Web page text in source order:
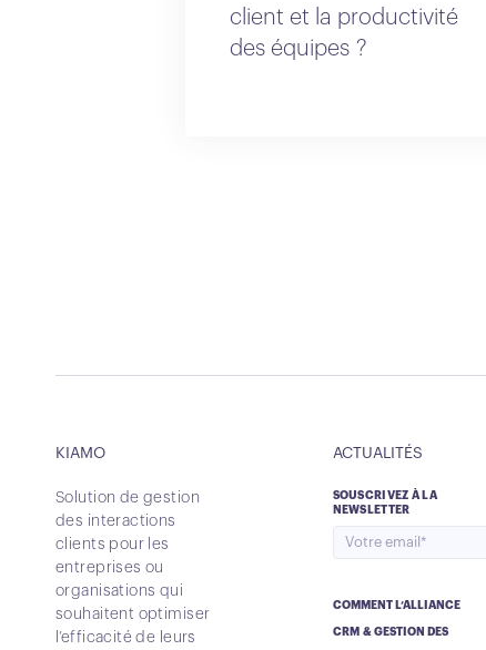
client et la productivité
des équipes ?
KIAMO
Solution de gestion
des interactions
clients pour les
entreprises ou
organisations qui
souhaitent optimiser
l’efficacité de leurs
ACTUALITÉS
SOUSCRIVEZ À LA
NEWSLETTER
COMMENT L’ALLIANCE
CRM & GESTION DES